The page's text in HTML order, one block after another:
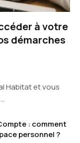
à votre
démarches
Habitat et vous
: comment
personnel ?